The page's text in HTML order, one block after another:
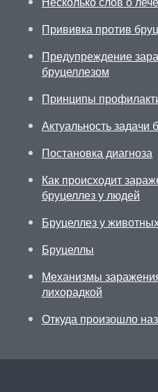
Прививка против
Предупреждение
бруцеллезом
Принципы
Актуальность задачи
Постановка диагноза
Как происходит
бруцеллез у людей
Бруцеллез у
Бруцеллы
Механизмы
лихорадкой
Откуда произошло